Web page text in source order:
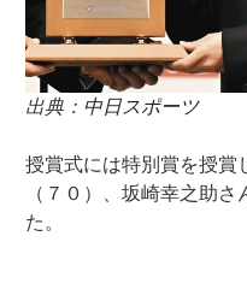
出典： 中日スポーツ
授賞式には特別賞を授
（７０）、坂崎幸之助
た。